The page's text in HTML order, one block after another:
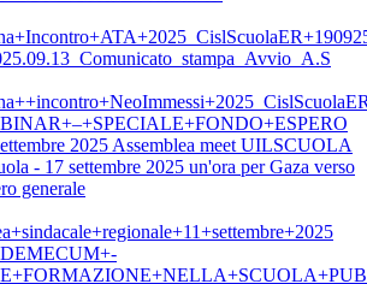
2025 Assemblea meet UILSCUOLA
- 17 settembre 2025 un'ora per Gaza verso
generale